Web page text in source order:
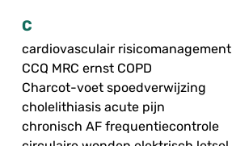
C
cardiovasculair risicomanagement
CCQ MRC ernst COPD
Charcot-voet spoedverwijzing
cholelithiasis acute pijn
chronisch AF frequentiecontrole